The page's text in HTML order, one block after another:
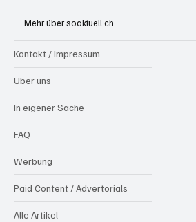
Mehr über soaktuell.ch
Kontakt / Impressum
Über uns
In eigener Sache
FAQ
Werbung
Paid Content / Advertorials
Alle Artikel